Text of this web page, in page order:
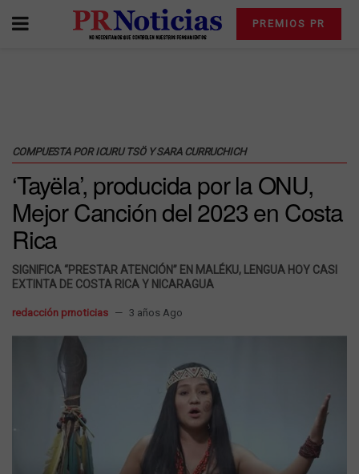
PREMIOS PR
COMPUESTA POR ICURU TSÖ Y SARA CURRUCHICH
‘Tayëla’, producida por la ONU,
Mejor Canción del 2023 en Costa
Rica
SIGNIFICA “PRESTAR ATENCIÓN” EN MALÉKU, LENGUA HOY CASI
EXTINTA DE COSTA RICA Y NICARAGUA
redacción prnoticias 3 años Ago